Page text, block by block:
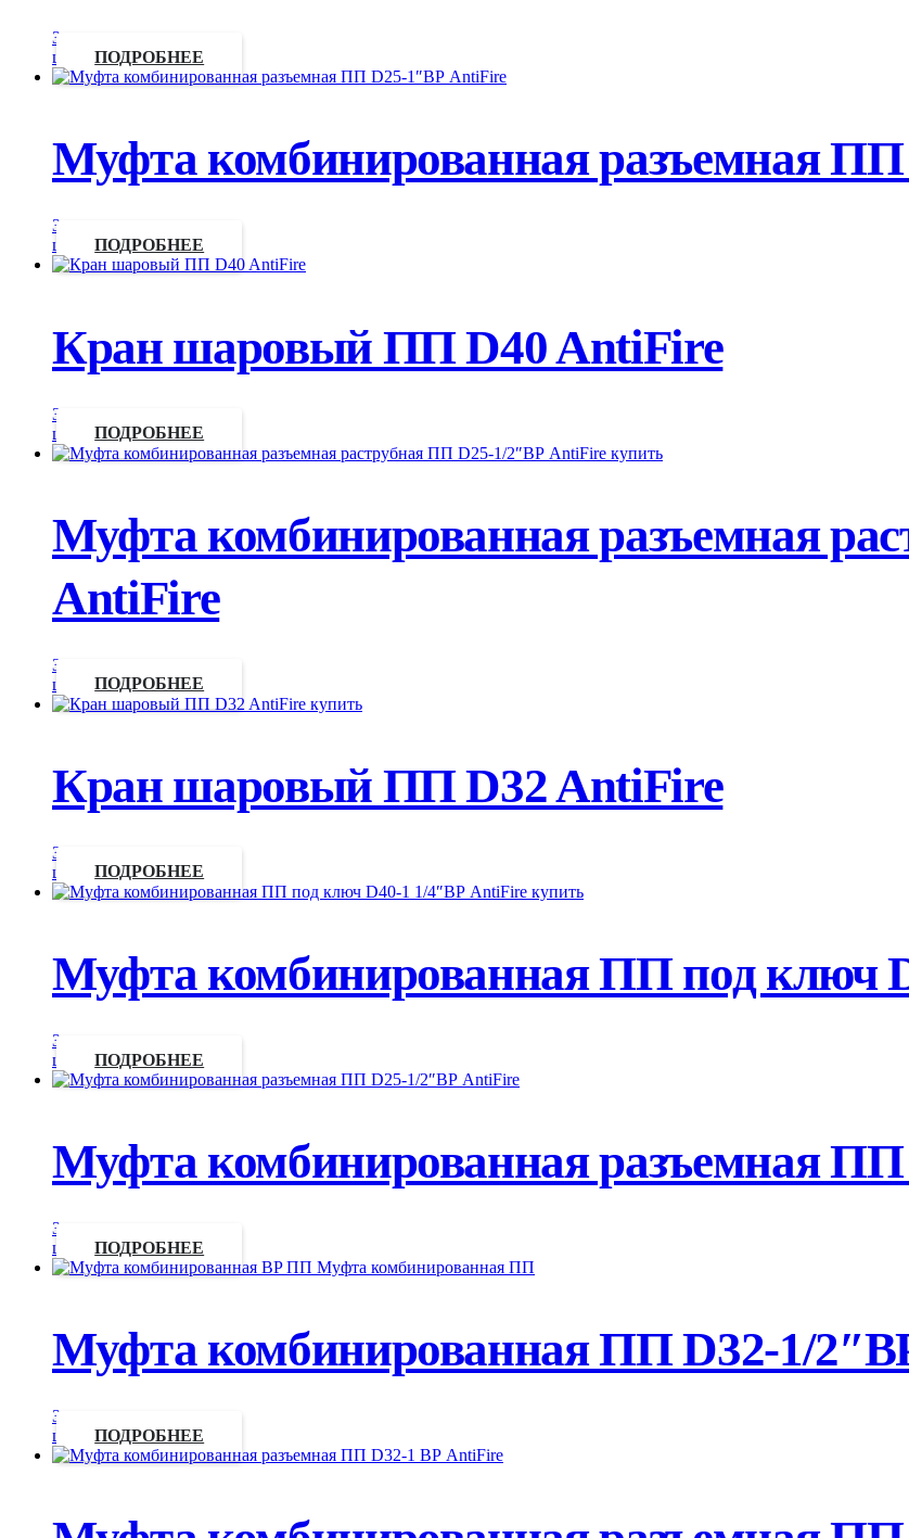
Запросить
цену
ПОДРОБНЕЕ
Муфта комбинированная разъемная
Запросить
цену
ПОДРОБНЕЕ
Кран шаровый ПП D40 AntiFire
Запросить
цену
ПОДРОБНЕЕ
Муфта комбинированная разъемная
AntiFire
Запросить
цену
ПОДРОБНЕЕ
Кран шаровый ПП D32 AntiFire
Запросить
цену
ПОДРОБНЕЕ
Муфта комбинированная ПП под ключ
Запросить
цену
ПОДРОБНЕЕ
Муфта комбинированная разъемная
Запросить
цену
ПОДРОБНЕЕ
Муфта комбинированная ПП D32-1/
Запросить
цену
ПОДРОБНЕЕ